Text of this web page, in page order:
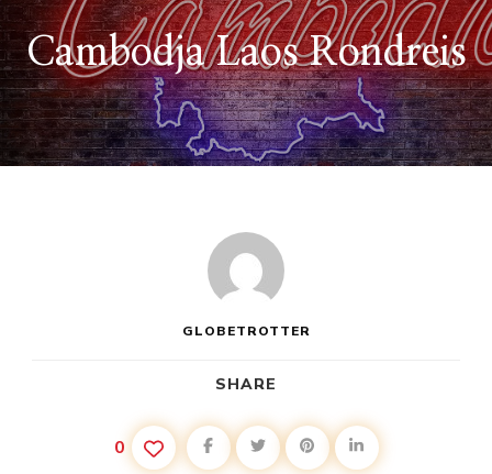
Cambodja Laos Rondreis
GLOBETROTTER
SHARE
0